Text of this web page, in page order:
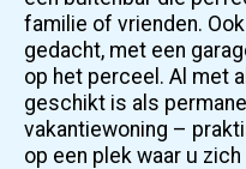
familie of vrienden. Ook aan het praktische aspect is
gedacht, met een
op het perceel. Al met al een woning die zowel
geschikt is als
vakantiewoning –
op een plek waar u